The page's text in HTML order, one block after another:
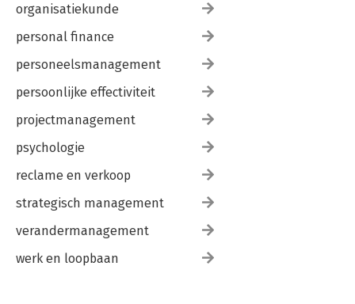
organisatiekunde
personal finance
personeelsmanagement
persoonlijke effectiviteit
projectmanagement
psychologie
reclame en verkoop
strategisch management
verandermanagement
werk en loopbaan